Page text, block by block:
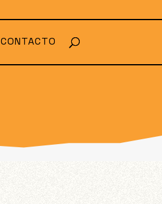
CONTACTO